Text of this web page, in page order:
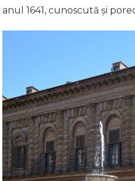
anul 1641, cunoscută și